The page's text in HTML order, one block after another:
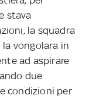
stava
la squadra
vongolara in
ad aspirare
due
condizioni per